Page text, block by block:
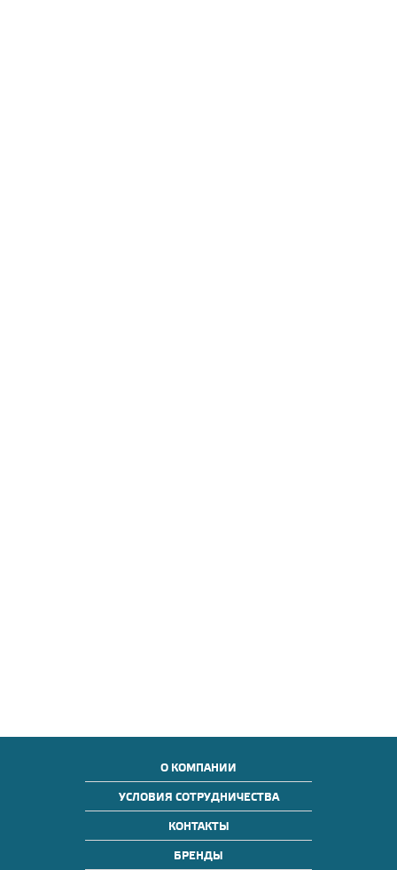
О КОМПАНИИ
УСЛОВИЯ СОТРУДНИЧЕСТВА
КОНТАКТЫ
БРЕНДЫ